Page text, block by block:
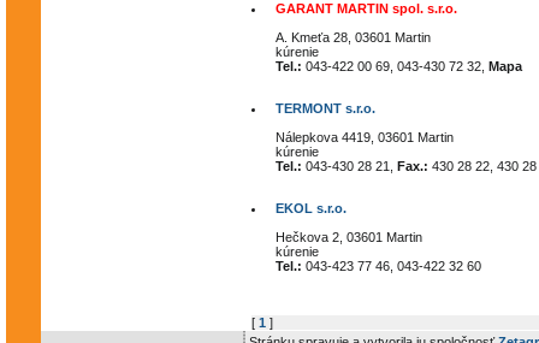
GARANT MARTIN spol. s.r.o.
A. Kmeťa 28, 03601 Martin
kúrenie
Tel.: 043-422 00 69, 043-430 72 32, Mapa
TERMONT s.r.o.
Nálepkova 4419, 03601 Martin
kúrenie
Tel.: 043-430 28 21, Fax.: 430 28 22, 430 28
EKOL s.r.o.
Hečkova 2, 03601 Martin
kúrenie
Tel.: 043-423 77 46, 043-422 32 60
[ 1 ]